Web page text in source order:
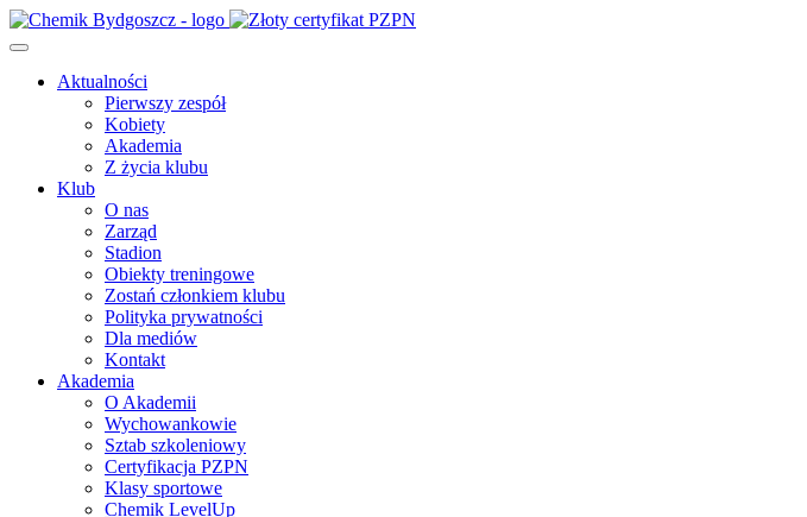
Aktualności
Pierwszy zespół
Kobiety
Akademia
Z życia klubu
Klub
O nas
Zarząd
Stadion
Obiekty treningowe
Zostań członkiem klubu
Polityka prywatności
Dla mediów
Kontakt
Akademia
O Akademii
Wychowankowie
Sztab szkoleniowy
Certyfikacja PZPN
Klasy sportowe
Chemik LevelUp